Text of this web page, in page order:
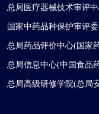
总局医疗器械技术审评
国家中药品种保护审评
总局药品评价中心(国家
总局信息中心(中国食品
总局高级研修学院(总局